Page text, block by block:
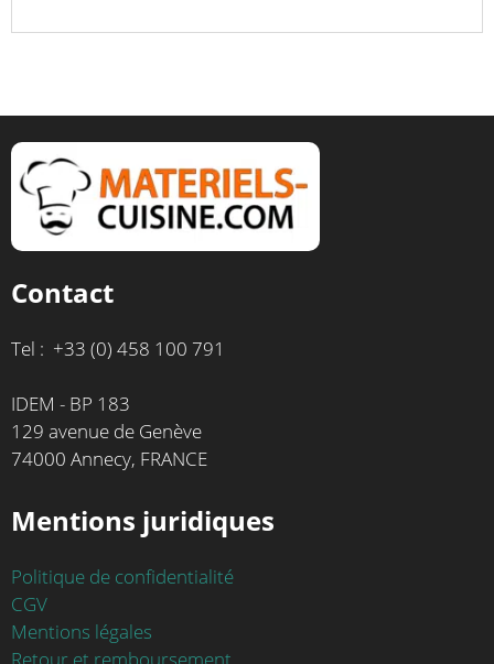
Contact
Tel : +33 (0) 458 100 791
IDEM - BP 183
129 avenue de Genève
74000 Annecy, FRANCE
Mentions juridiques
Politique de confidentialité
CGV
Mentions légales
Retour et remboursement